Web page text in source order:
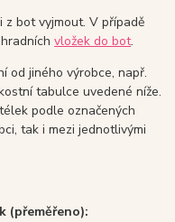
bot vyjmout. V případě
vložek do bot.
od jiného výrobce, např.
tabulce uvedené níže.
podle označených
tak i mezi jednotlivými
(přeměřeno):